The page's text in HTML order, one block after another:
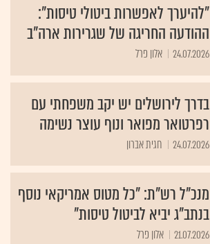
"להיערך לאפשרות ביטולי טיסות":
ההודעה החריגה של שגרירות ארה"ב
24.07.2026 אלון פרל
בדרך לירושלים יש יקב משפחתי עם
רפרטואר מפואר ונוף עוצר נשימה
24.07.2026 חגית אברון
מנכ"ל רש"ת: "כל מטוס אמריקאי נוסף
בנתב"ג יביא לביטול טיסות"
21.07.2026 אלון פרל